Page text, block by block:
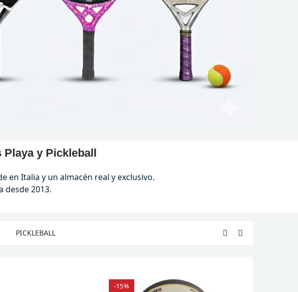
Playa y Pickleball
en Italia y un almacén real y exclusivo.
desde 2013.
PICKLEBALL
-15%